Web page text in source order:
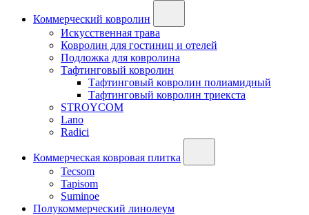
Коммерческий ковролин
Искусственная трава
Ковролин для гостиниц и отелей
Подложка для ковролина
Тафтинговый ковролин
Тафтинговый ковролин полиамидный
Тафтинговый ковролин триекста
STROYCOM
Lano
Radici
Коммерческая ковровая плитка
Tecsom
Tapisom
Suminoe
Полукоммерческий линолеум